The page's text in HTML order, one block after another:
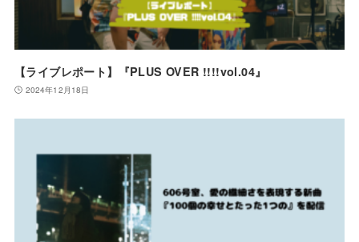
【ライブレポート】『PLUS OVER !!!!vol.04』
2024年12月18日